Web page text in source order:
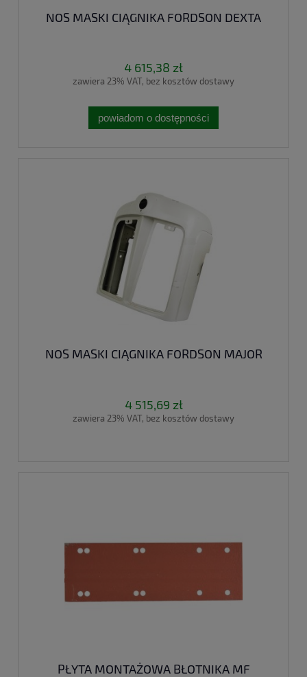
NOS MASKI CIĄGNIKA FORDSON DEXTA
4 615,38 zł
zawiera 23% VAT, bez kosztów dostawy
powiadom o dostępności
NOS MASKI CIĄGNIKA FORDSON MAJOR
4 515,69 zł
zawiera 23% VAT, bez kosztów dostawy
PŁYTA MONTAŻOWA BŁOTNIKA MF